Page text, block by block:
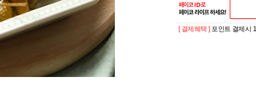
[ 결제혜택 ] 포인트 결제시